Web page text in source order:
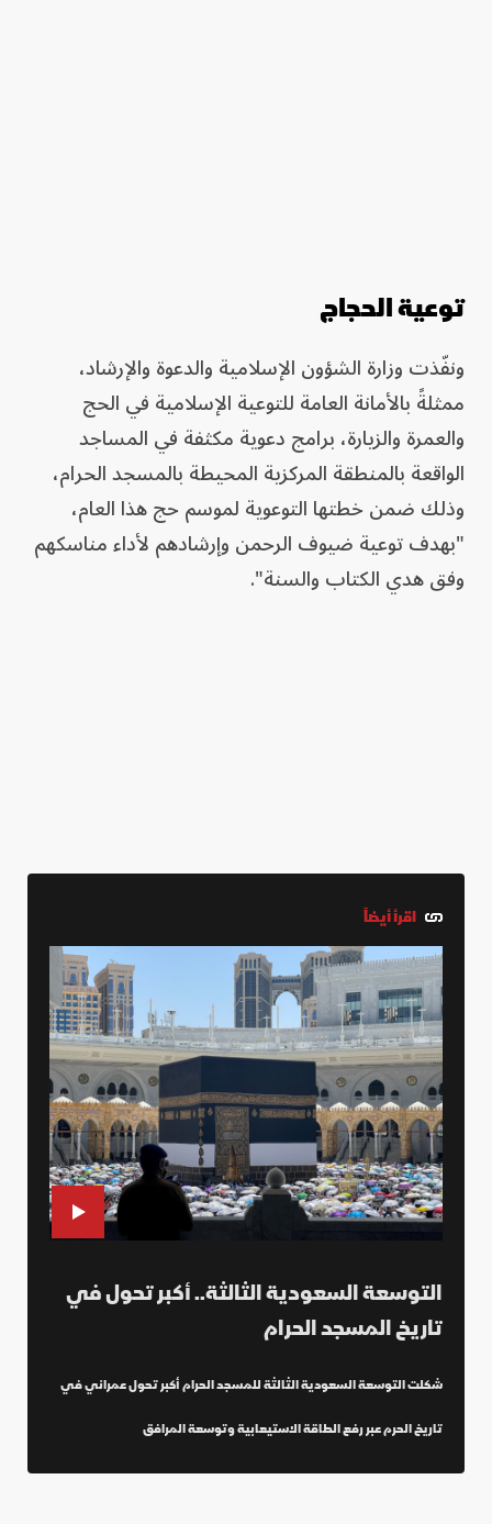
توعية الحجاج
ونفّذت وزارة الشؤون الإسلامية والدعوة والإرشاد،
ممثلةً بالأمانة العامة للتوعية الإسلامية في الحج
والعمرة والزيارة، برامج دعوية مكثفة في المساجد
الواقعة بالمنطقة المركزية المحيطة بالمسجد الحرام،
وذلك ضمن خطتها التوعوية لموسم حج هذا العام،
"بهدف توعية ضيوف الرحمن وإرشادهم لأداء مناسكهم
وفق هدي الكتاب والسنة".
اقرأ أيضاً
التوسعة السعودية الثالثة.. أكبر تحول في
تاريخ المسجد الحرام
شكلت التوسعة السعودية الثالثة للمسجد الحرام أكبر تحول عمراني في
تاريخ الحرم عبر رفع الطاقة الاستيعابية وتوسعة المرافق